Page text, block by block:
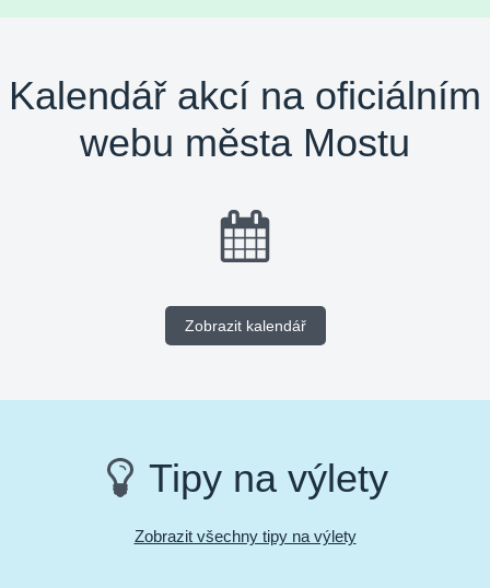
Kalendář akcí na oficiálním
webu města Mostu
Zobrazit kalendář
Tipy na výlety
Zobrazit všechny tipy na výlety